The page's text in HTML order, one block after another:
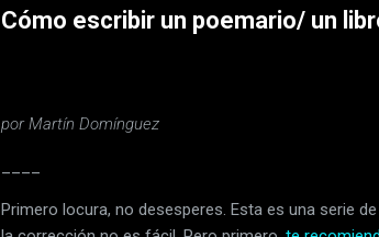
Cómo escribir un poemario/ un
por Martín Domínguez
Primero locura, no desesperes. Esta es una serie